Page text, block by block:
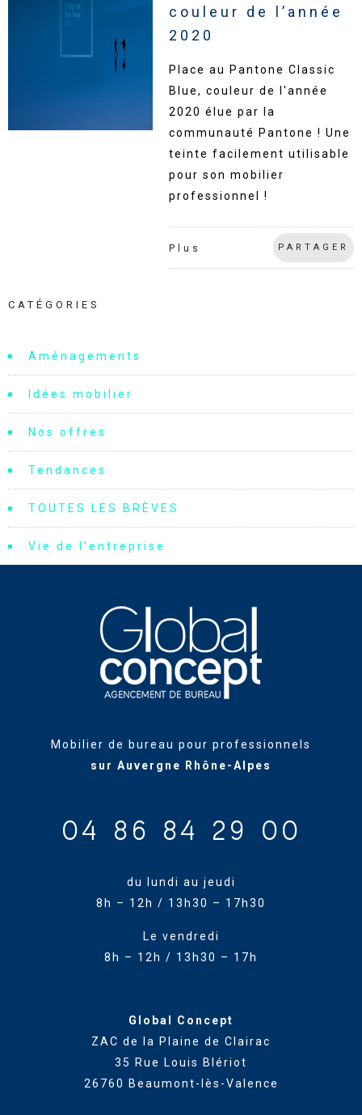
couleur de l’année
2020
Place au Pantone Classic
Blue, couleur de l'année
2020 élue par la
communauté Pantone ! Une
teinte facilement utilisable
pour son mobilier
professionnel !
Plus PARTAGER
CATÉGORIES
Aménagements
Idées mobilier
Nos offres
Tendances
TOUTES LES BRÈVES
Vie de l'entreprise
Mobilier de bureau pour professionnels
sur Auvergne Rhône-Alpes
04 86 84 29 00
du lundi au jeudi
8h – 12h / 13h30 – 17h30
Le vendredi
8h – 12h / 13h30 – 17h
Global Concept
ZAC de la Plaine de Clairac
35 Rue Louis Blériot
26760 Beaumont-lès-Valence